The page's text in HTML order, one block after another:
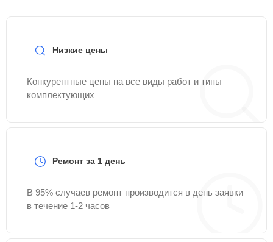
Низкие цены
Конкурентные цены на все виды работ и типы
комплектующих
Ремонт за 1 день
В 95% случаев ремонт производится в день заявки
в течение 1-2 часов